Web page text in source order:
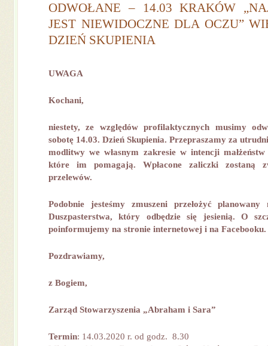
ODWOŁANE – 14.03 KRAKÓW
JEST NIEWIDOCZNE DLA OCZU”
DZIEŃ SKUPIENIA
UWAGA
Kochani,
niestety, ze względów profilaktycznych musimy
sobotę 14.03. Dzień Skupienia. Przepraszamy za
modlitwy we własnym zakresie w intencji małżeństw
które im pomagają. Wpłacone zaliczki zostaną
przelewów.
Podobnie jesteśmy zmuszeni przełożyć
Duszpasterstwa, który odbędzie się jesienią. O
poinformujemy na stronie internetowej i na Facebooku.
Pozdrawiamy,
z Bogiem,
Zarząd Stowarzyszenia „Abraham i Sara”
Termin: 14.03.2020 r. od godz. 8.30